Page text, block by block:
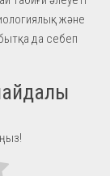
және
да себеп